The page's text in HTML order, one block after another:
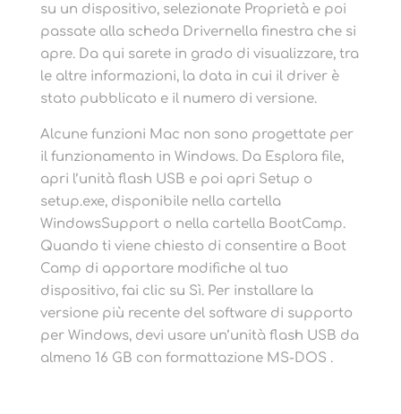
su un dispositivo, selezionate Proprietà e poi
passate alla scheda Drivernella finestra che si
apre. Da qui sarete in grado di visualizzare, tra
le altre informazioni, la data in cui il driver è
stato pubblicato e il numero di versione.
Alcune funzioni Mac non sono progettate per
il funzionamento in Windows. Da Esplora file,
apri l’unità flash USB e poi apri Setup o
setup.exe, disponibile nella cartella
WindowsSupport o nella cartella BootCamp.
Quando ti viene chiesto di consentire a Boot
Camp di apportare modifiche al tuo
dispositivo, fai clic su Sì. Per installare la
versione più recente del software di supporto
per Windows, devi usare un’unità flash USB da
almeno 16 GB con formattazione MS-DOS .